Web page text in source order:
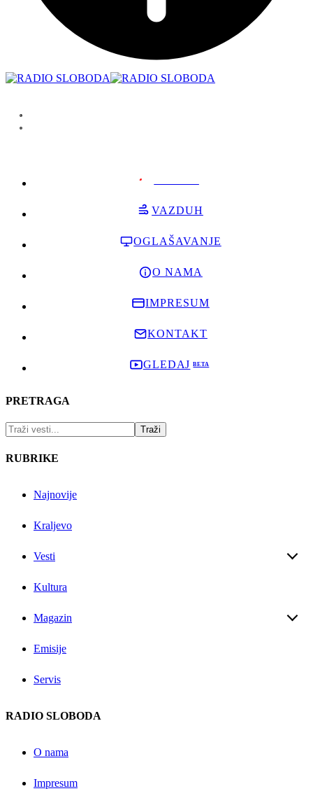
VAZDUH
OGLAŠAVANJE
O NAMA
IMPRESUM
KONTAKT
GLEDAJ
PRETRAGA
RUBRIKE
Najnovije
Kraljevo
Vesti
Kultura
Magazin
Emisije
Servis
RADIO SLOBODA
O nama
Impresum